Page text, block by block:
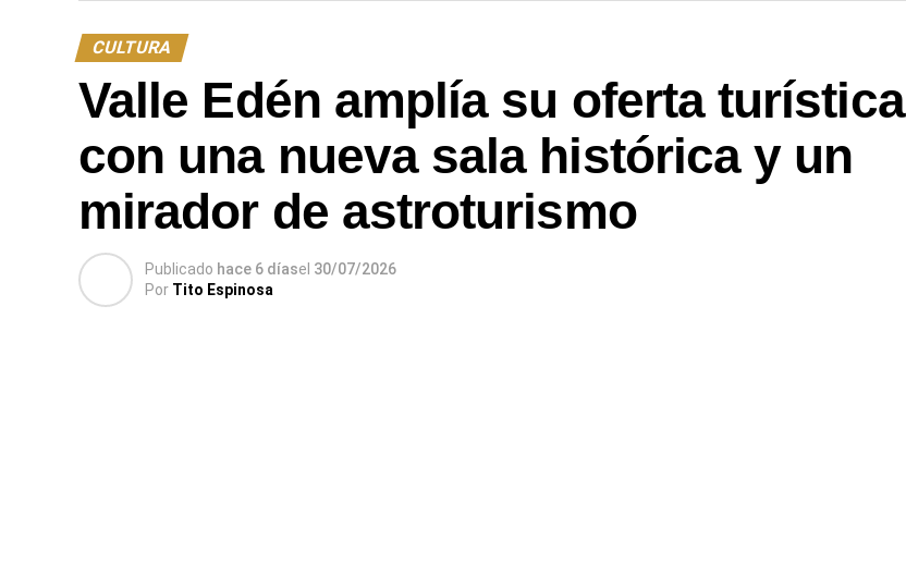
CULTURA
Valle Edén amplía su oferta turística
con una nueva sala histórica y un
mirador de astroturismo
Publicado hace 6 díasel 30/07/2026
Por Tito Espinosa